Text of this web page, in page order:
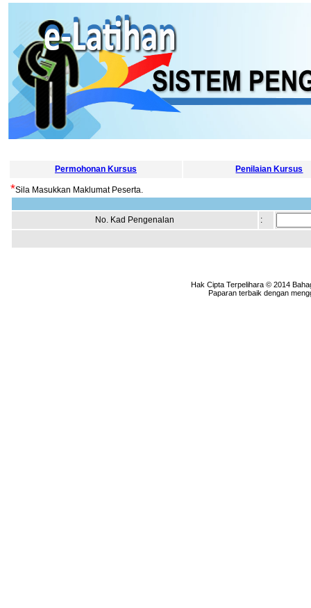
Permohonan Kursus Penilaian Kursus
*Sila Masukkan Maklumat Peserta.
No. Kad Pengenalan :
Hak Cipta Terpelihara © 2014
Paparan terbaik dengan